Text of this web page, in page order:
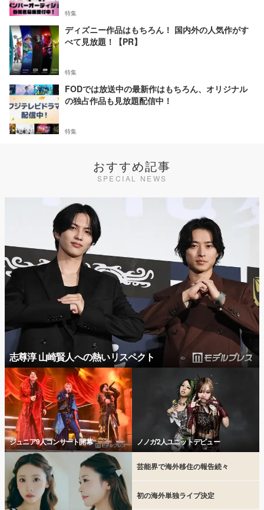
特集
ディズニー作品はもちろん！ 国内外の人気作がす
べて見放題！【PR】
特集
FODでは放送中の最新作はもちろん、オリジナル
の独占作品も見放題配信中！
特集
おすすめ記事
SPECIAL NEWS
志尊淳 山崎賢人への熱いリスペクト
ジュニア9人コンサート開幕 ノノガ2人ユニットデビュー
芸能界で海外移住の報告続々
初の海外単独ライブ決定